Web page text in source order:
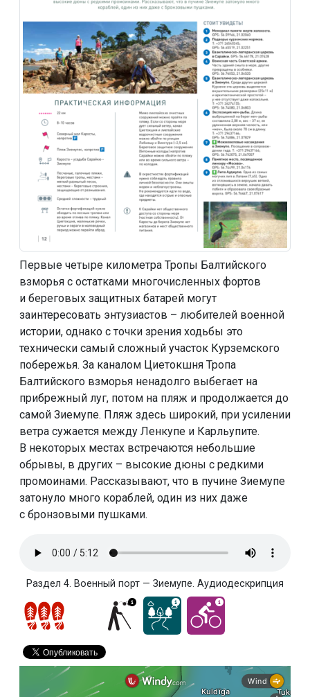
Первые четыре километра Тропы Балтийского
взморья с остатками многочисленных фортов
и береговых защитных батарей могут
заинтересовать энтузиастов – любителей военной
истории, однако с точки зрения ходьбы это
технически самый сложный участок Курземского
побережья. За каналом Циетокшня Тропа
Балтийского взморья ненадолго выбегает на
прибрежный луг, потом на пляж и продолжается до
самой Зиемупе. Пляж здесь широкий, при усилении
ветра сужается между Ленкупе и Карльупите.
В некоторых местах встречаются небольшие
обрывы, в других – высокие дюны с редкими
промоинами. Рассказывают, что в пучине Зиемупе
затонуло много кораблей, один из них даже
с бронзовыми пушками.
Раздел 4. Военный порт — Зиемупе. Аудиодескрипция